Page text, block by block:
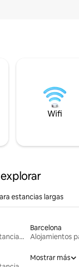
Wifi
estancias largas
Alojamientos para estancias largas
Barcelona
Mostrar más